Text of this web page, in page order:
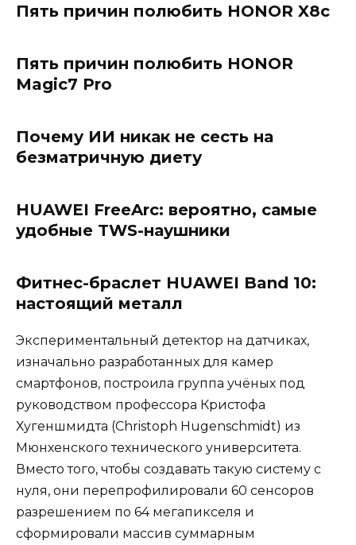
Пять причин полюбить HONOR X8c
Пять причин полюбить HONOR
Magic7 Pro
Почему ИИ никак не сесть на
безматричную диету
HUAWEI FreeArc: вероятно, самые
удобные TWS-наушники
Фитнес-браслет HUAWEI Band 10:
настоящий металл
Экспериментальный детектор на датчиках,
изначально разработанных для камер
смартфонов, построила группа учёных под
руководством профессора Кристофа
Хугеншмидта (Christoph Hugenschmidt) из
Мюнхенского технического университета.
Вместо того, чтобы создавать такую систему с
нуля, они перепрофилировали 60 сенсоров
разрешением по 64 мегапикселя и
сформировали массив суммарным